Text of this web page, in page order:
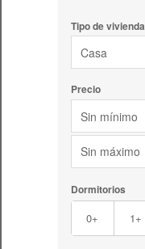
Tipo de vivienda
Casa
Precio
Sin mínimo
Sin máximo
Dormitorios
0+ 1+